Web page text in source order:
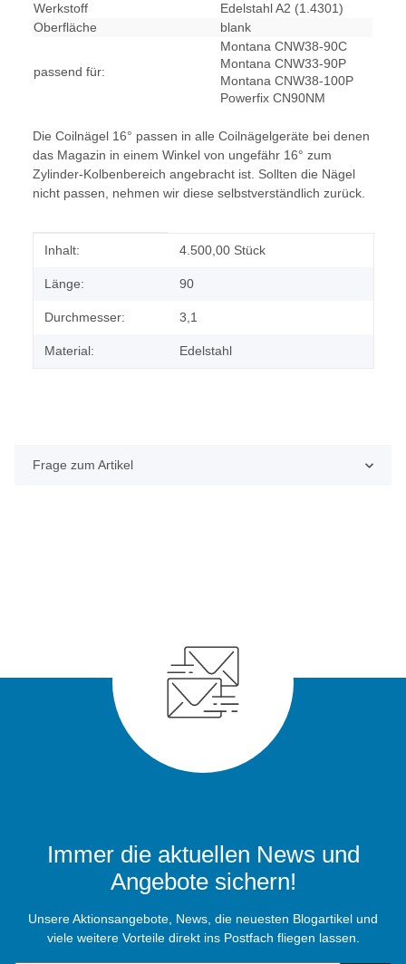
Werkstoff
Edelstahl A2 (1.4301)
Oberfläche
blank
passend für:
Montana CNW38-90C
Montana CNW33-90P
Montana CNW38-100P
Powerfix CN90NM
Die Coilnägel 16° passen in alle Coilnägelgeräte bei denen
das Magazin in einem Winkel von ungefähr 16° zum
Zylinder-Kolbenbereich angebracht ist. Sollten die Nägel
nicht passen, nehmen wir diese selbstverständlich zurück.
Produkteigenschaft
Wert
Inhalt: 4.500,00 Stück
Länge: 90
Durchmesser: 3,1
Material: Edelstahl
Frage zum Artikel
Immer die aktuellen News und
Angebote sichern!
Unsere Aktionsangebote, News, die neuesten Blogartikel und
viele weitere Vorteile direkt ins Postfach fliegen lassen.